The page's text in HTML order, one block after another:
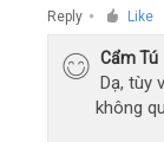
Reply ● Like
Cẩm Tú
Dạ, tùy
không